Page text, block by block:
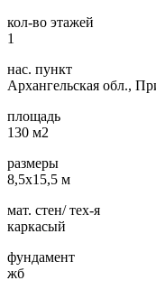
кол-во этажей
1
нас. пункт
Архангельская обл.,
площадь
130 м2
размеры
8,5х15,5 м
мат. стен/ тех-я
каркасый
фундамент
жб